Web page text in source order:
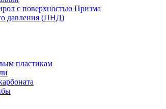
с поверхностью Призма
давления (ПНД)
пластикам